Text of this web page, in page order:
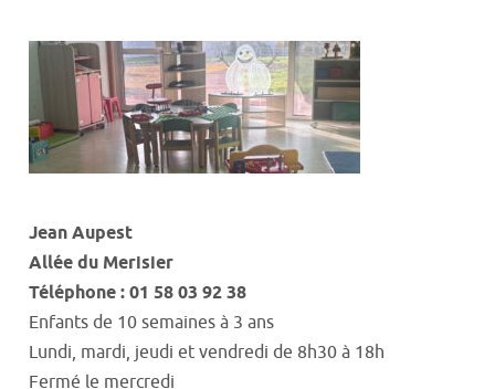
JeanAupest
Allée du Merisier
Téléphone : 01 58 03 92 38
Enfants de 10 semaines à 3 ans
Lundi, mardi, jeudi et vendredi de 8h30 à 18h
Fermé le mercredi